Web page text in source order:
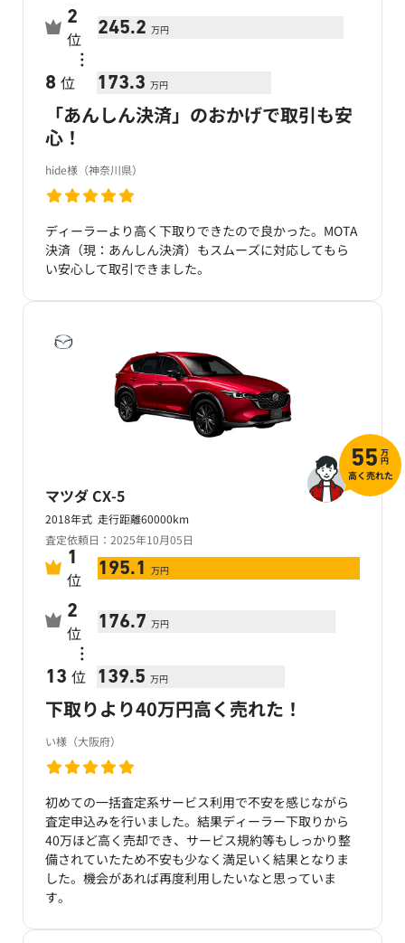
「あんしん決済」のおかげで取引も安
心！
hide様（神奈川県）
ディーラーより高く下取りできたので良かった。MOTA
決済（現：あんしん決済）もスムーズに対応してもら
い安心して取引できました。
2
位 245.2 万円
…
8 位 173.3 万円
マツダ CX-5
2018年式 走行距離60000km
査定依頼日：2025年10月05日
下取りより40万円高く売れた！
い様（大阪府）
初めての一括査定系サービス利用で不安を感じながら
査定申込みを行いました。結果ディーラー下取りから
40万ほど高く売却でき、サービス規約等もしっかり整
備されていたため不安も少なく満足いく結果となりま
した。機会があれば再度利用したいなと思っていま
す。
55 万
円
高く売れた
1
位 195.1 万円
2
位 176.7 万円
…
13 位 139.5 万円